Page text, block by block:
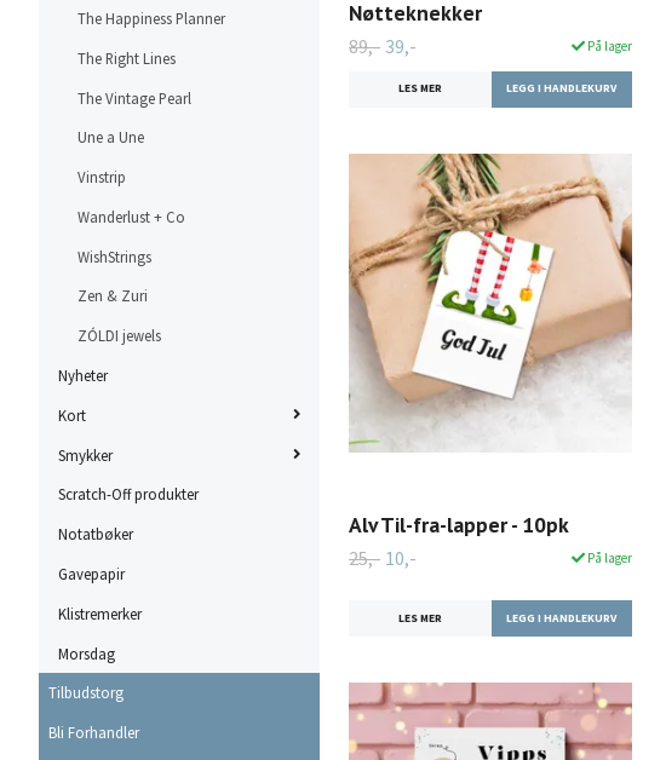
The Happiness Planner
The Right Lines
The Vintage Pearl
Une a Une
Vinstrip
Wanderlust + Co
WishStrings
Zen & Zuri
ZÓLDI jewels
Nyheter
Kort
Smykker
Scratch-Off produkter
Notatbøker
Gavepapir
Klistremerker
Morsdag
Tilbudstorg
Bli Forhandler
Nøtteknekker
89,- 39,- På lager
LES MER
Alv Til-fra-lapper - 10pk
25,- 10,- På lager
LES MER